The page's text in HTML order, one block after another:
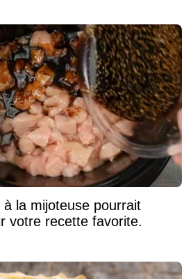
la mijoteuse pourrait
votre recette favorite.